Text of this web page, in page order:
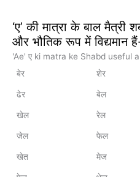
‘ए’ की मात्रा के बाल मैत्री
और भौतिक रूप में विद्यमान
'Ae' ए ki matra ke Shabd useful
बेर
शेर
ढेर बेल
खेल रेल
जेल फेल
खेत मेज